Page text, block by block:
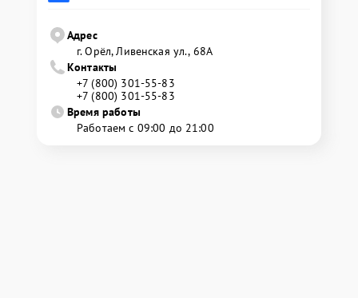
Адрес
г. Орёл, Ливенская ул., 68А
Контакты
+7 (800) 301-55-83
+7 (800) 301-55-83
Время работы
Работаем с 09:00 до 21:00